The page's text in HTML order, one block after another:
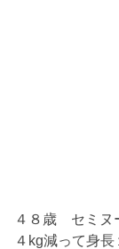
４８歳 セミヌ
４kg減って身